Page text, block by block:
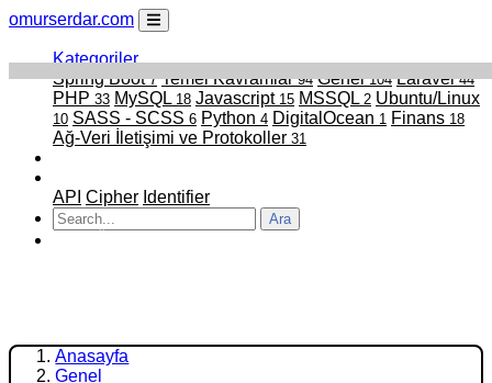
omurserdar.com
Kategoriler
Spring Boot7 Temel Kavramlar94 Genel104 Laravel44
PHP 33 MySQL 18 Javascript 15 MSSQL 2 Ubuntu/Linux
10 SASS - SCSS 6 Python 4 DigitalOcean 1 Finans 18
Ağ-Veri İletişimi ve Protokoller 31
API Cipher Identifier
Ara
Anasayfa
Genel